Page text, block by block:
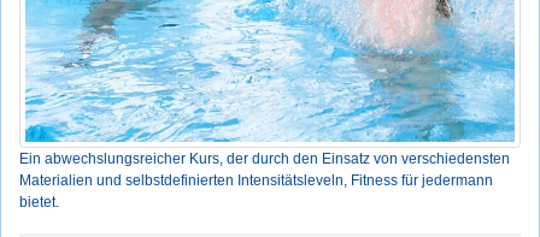
Ein abwechslungsreicher Kurs, der durch den Einsatz von verschiedensten
Materialien und selbstdefinierten Intensitätsleveln, Fitness für jedermann
bietet.